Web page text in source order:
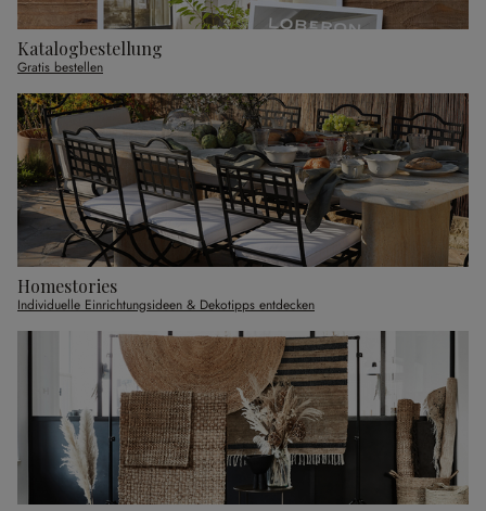
Katalogbestellung
Gratis bestellen
Homestories
Individuelle Einrichtungsideen & Dekotipps entdecken